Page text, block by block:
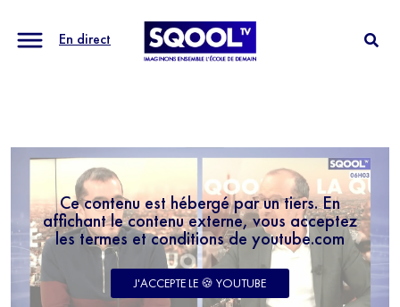
En direct
Ce contenu est hébergé par un tiers. En
affichant le contenu externe, vous acceptez
les termes et conditions de youtube.com
J'ACCEPTE LE 🍪 YOUTUBE